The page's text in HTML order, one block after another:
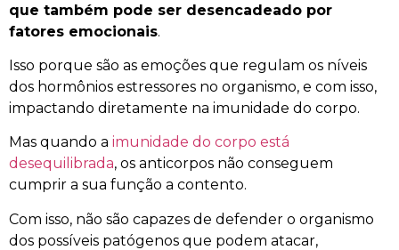
que também pode ser desencadeado por
fatores emocionais.
Isso porque são as emoções que regulam os níveis
dos hormônios estressores no organismo, e com isso,
impactando diretamente na imunidade do corpo.
Mas quando a imunidade do corpo está
desequilibrada, os anticorpos não conseguem
cumprir a sua função a contento.
Com isso, não são capazes de defender o organismo
dos possíveis patógenos que podem atacar,